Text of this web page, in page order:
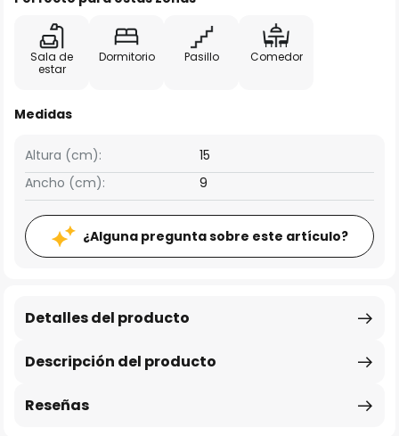
Sala de
estar
Dormitorio Pasillo Comedor
Medidas
Ancho (cm): 9
Altura (cm): 15
¿Alguna pregunta sobre este artículo?
Descripción del producto
Detalles del producto
Reseñas